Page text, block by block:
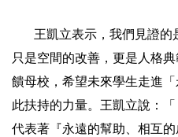
王凱立表示，我們見證的
只是空間的改善，更是人格
饋母校，希望未來學生走進
此扶持的力量。王凱立說：
代表著『永遠的幫助、相互